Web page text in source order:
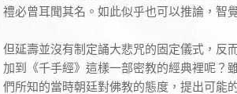
禮必曾耳聞其名。如此似乎也可以推論，智
但延壽並沒有制定誦大悲咒的固定儀式，反
加到《千手經》這樣一部密教的經典裡呢？
們所知的當時朝廷對佛教的態度，提出可能